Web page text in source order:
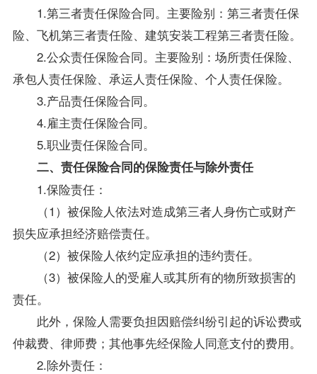
1.第三者责任保险合同。主要险别：第三者责任保
险、飞机第三者责任险、建筑安装工程第三者责任险。
2.公众责任保险合同。主要险别：场所责任保险、
承包人责任保险、承运人责任保险、个人责任保险。
3.产品责任保险合同。
4.雇主责任保险合同。
5.职业责任保险合同。
二、责任保险合同的保险责任与除外责任
1.保险责任：
（1）被保险人依法对造成第三者人身伤亡或财产
损失应承担经济赔偿责任。
（2）被保险人依约定应承担的违约责任。
（3）被保险人的受雇人或其所有的物所致损害的
责任。
此外，保险人需要负担因赔偿纠纷引起的诉讼费或
仲裁费、律师费；其他事先经保险人同意支付的费用。
2.除外责任：